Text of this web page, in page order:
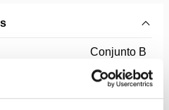
Conjunto B